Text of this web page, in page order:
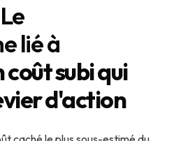
lié à
subi qui
d'action